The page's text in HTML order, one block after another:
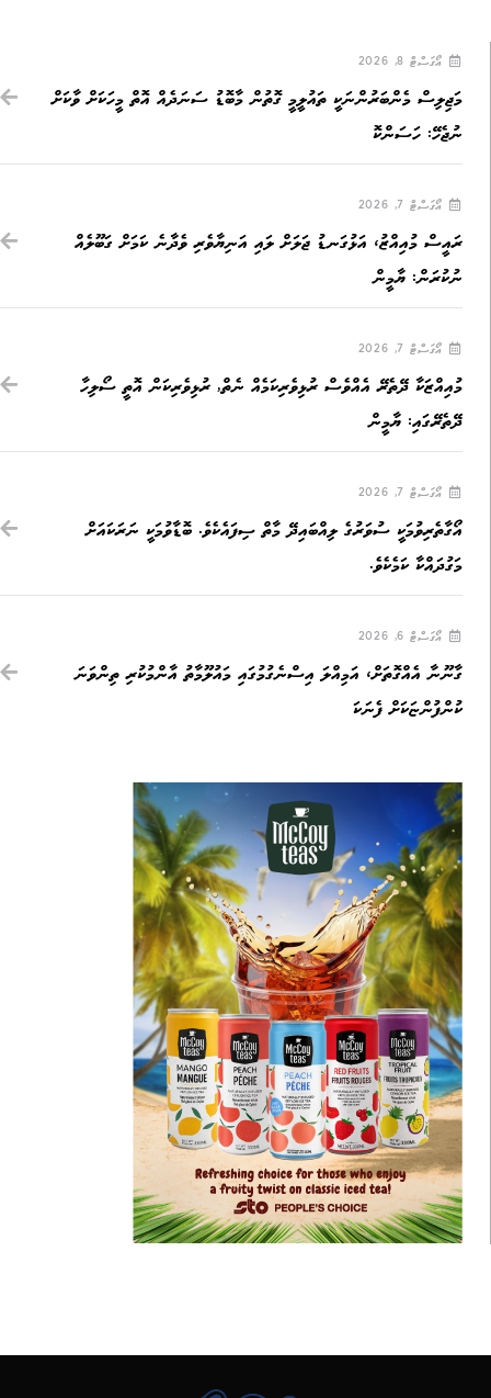
އޯގަސްޓް 8, 2026
މަޖިލިސް މެންބަރުންނަކީ ތައުލީމީ ގޮތުން މާބޮޑު ސަނަދެއް އޮތް މީހަކަށް ވާކަށް
ނުޖެހޭ: ހަސަންކޮ
އޯގަސްޓް 7, 2026
ރައީސް މުއިއްޒު، އަޅުގަނޑު ޖަލަށް ލައި އަނިޔާވެރި ވެދާނެ ކަމަށް ގަބޫލެއް
ނުކުރަން: ޔާމީން
އޯގަސްޓް 7, 2026
މުއިއްޒަކާ ދޭތެރޭ އެއްވެސް ރުޅިވެރިކަމެއް ނެތް, ރުޅިވެރިކަން އޮތީ ސޯލިހާ
ދޭތެރޭގައި: ޔާމީން
އޯގަސްޓް 7, 2026
އޯގާތެރިވުމަކީ ސުވަރުގެ ލިއްބައިދޭ މާތް ސިފައެކެވެ. ބޮޑާވުމަކީ ނަރަކައަށް
މަގުދައްކާ ކަމެކެވެ.
އޯގަސްޓް 6, 2026
ގާނޫނާ އެއްގޮތަށް، އަމިއްލަ އިސްނެގުމުގައި މައުލޫމާތު އާންމުކުރި ތިންވަނަ
ކުންފުންޏަކަށް ފެނަކަ